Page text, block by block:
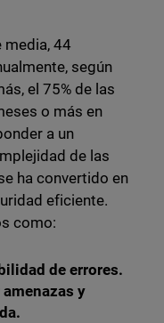
media, 44
según
el 75% de las
o más en
a un
de las
ha convertido en
eficiente.
como:
de errores.
y